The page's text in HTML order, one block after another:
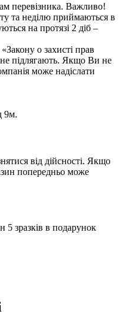
перевізника. Важливо!
та неділю приймаються в
на протязі 2 діб –
о захисті прав
підлягають. Якщо Ви не
може надіслати
9м.
від дійсності. Якщо
попередньо може
5 зразків в подарунок